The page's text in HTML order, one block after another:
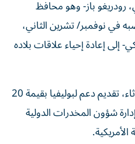
رودريغو باز- وهو محافظ
في نوفمبر/ تشرين الثاني،
إلى إعادة إحياء علاقات بلاده
وأعلنت السفارة الأمريكية، الثلاثاء، تقديم دعم لبوليفيا بقيمة 20
شؤون المخدرات الدولية
الأمريكية.